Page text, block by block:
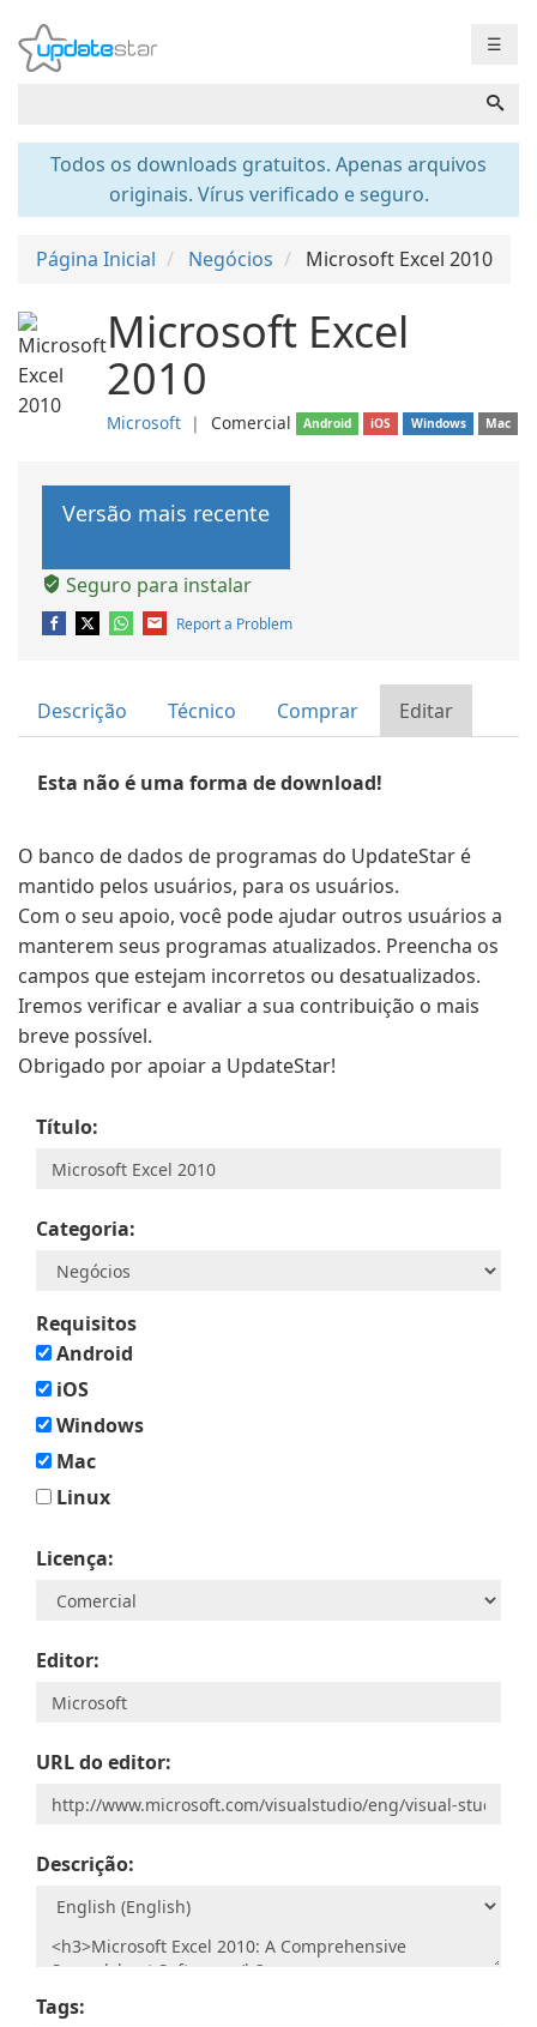
☰
Todos os downloads gratuitos. Apenas arquivos
originais. Vírus verificado e seguro.
Página Inicial Negócios Microsoft Excel 2010
Microsoft Excel
2010
Microsoft ❘ Comercial Android iOS Windows Mac
Versão mais recente
Seguro para instalar
Report a Problem
Descrição Técnico Comprar Editar
Esta não é uma forma de download!
O banco de dados de programas do UpdateStar é
mantido pelos usuários, para os usuários.
Com o seu apoio, você pode ajudar outros usuários a
manterem seus programas atualizados. Preencha os
campos que estejam incorretos ou desatualizados.
Iremos verificar e avaliar a sua contribuição o mais
breve possível.
Obrigado por apoiar a UpdateStar!
Título:
Categoria:
Requisitos
Android
iOS
Windows
Mac
Linux
Licença:
Editor:
URL do editor:
Descrição:
Tags: